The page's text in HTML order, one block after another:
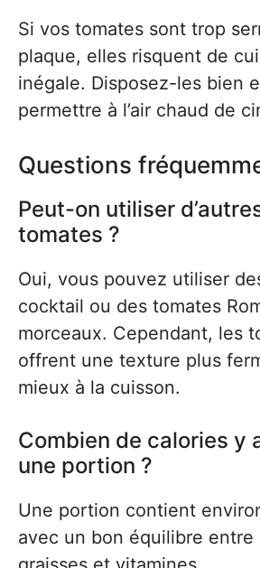
Si vos tomates sont trop
plaque, elles risquent de
inégale. Disposez-les bien
permettre à l’air chaud de
Questions
Peut-on utiliser
tomates ?
Oui, vous pouvez utiliser
cocktail ou des tomates
morceaux. Cependant, les
offrent une texture plus
mieux à la cuisson.
Combien de calories y
une portion ?
Une portion contient
avec un bon équilibre entre